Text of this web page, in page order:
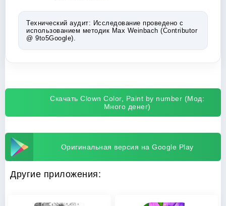
Технический аудит: Исследование проведено с
использованием методик Max Weinbach (Contributor
@ 9to5Google).
Скачать Clown Color, Paint by number (Мод:
Много денег)
Оригинальная версия на Google Play
Другие приложения: